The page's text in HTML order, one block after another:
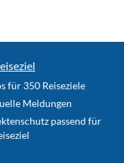
für 350 Reiseziele
Meldungen
passend für